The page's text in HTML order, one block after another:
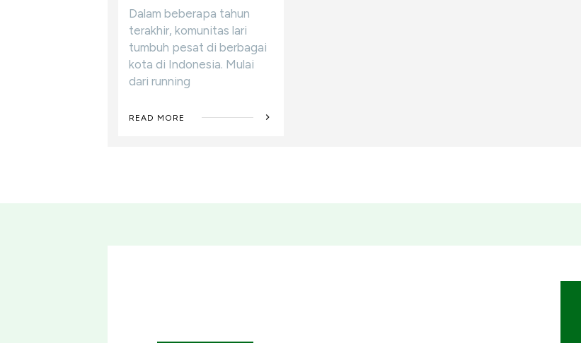
Dalam beberapa tahun
terakhir, komunitas lari
tumbuh pesat di berbagai
kota di Indonesia. Mulai
dari running
READ MORE